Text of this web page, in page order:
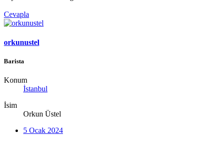
Cevapla
orkunustel
Barista
Konum
İstanbul
İsim
Orkun Üstel
5 Ocak 2024